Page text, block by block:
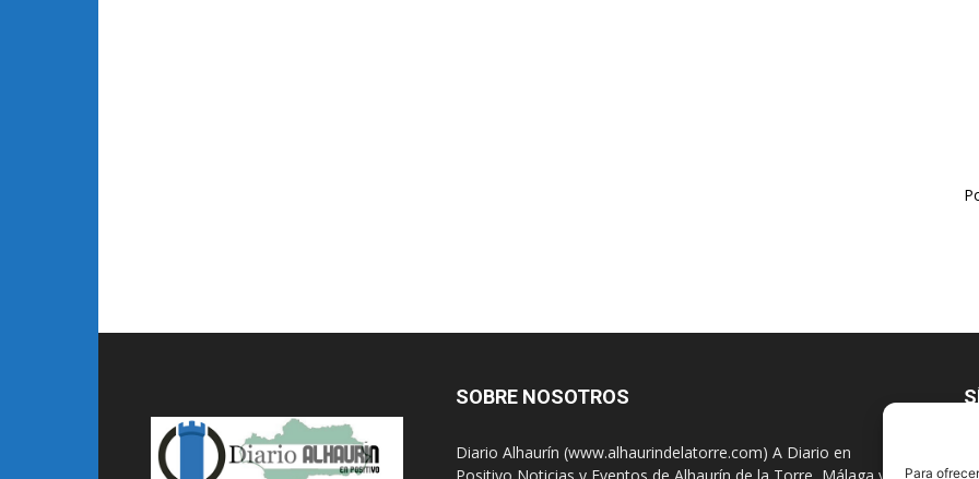
Para
SOBRE NOSOTROS
Diario Alhaurín (www.alhaurindelatorre.com) A Diario en
Positivo Noticias y Eventos de Alhaurín de la Torre, Málaga y